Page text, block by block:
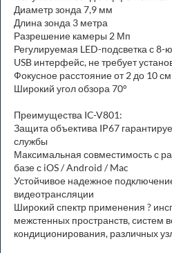
Диаметр зонда 7,9 мм
Длина зонда 3 метра
Разрешение камеры 2 Мп
Регулируемая LED-подсветка с 8-
USB интерфейс, не требует
Фокусное расстояние от 2 до 10 см
Широкий угол обзора 70°
Преимущества IC-V801:
Защита объектива IP67
службы
Максимальная совместимость с
базе с iOS / Android / Mac
Устойчивое надежное
видеотрансляции
Широкий спектр применения ?
межстенных пространств, систем
кондиционирования, различных